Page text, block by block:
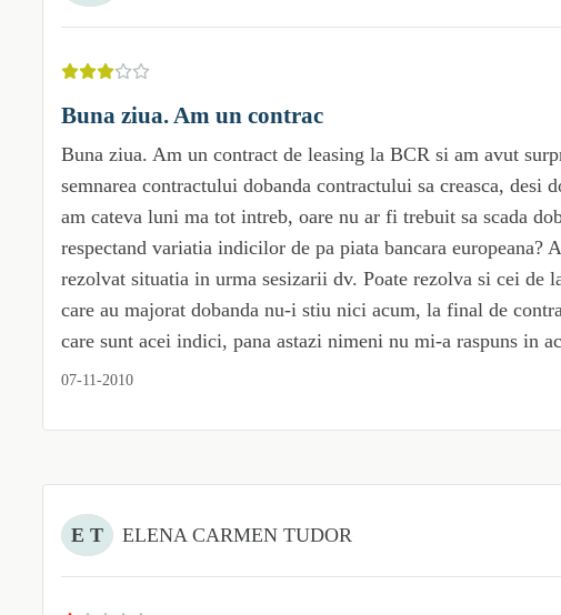
Buna ziua. Am un contrac
Buna ziua. Am un contract de leasing la BCR si am avut
semnarea contractului dobanda contractului sa creasca, desi
am cateva luni ma tot intreb, oare nu ar fi trebuit sa scada
respectand variatia indicilor de pa piata bancara europeana?
rezolvat situatia in urma sesizarii dv. Poate rezolva si cei de
care au majorat dobanda nu-i stiu nici acum, la final de
care sunt acei indici, pana astazi nimeni nu mi-a raspuns in
07-11-2010
E T ELENA CARMEN TUDOR